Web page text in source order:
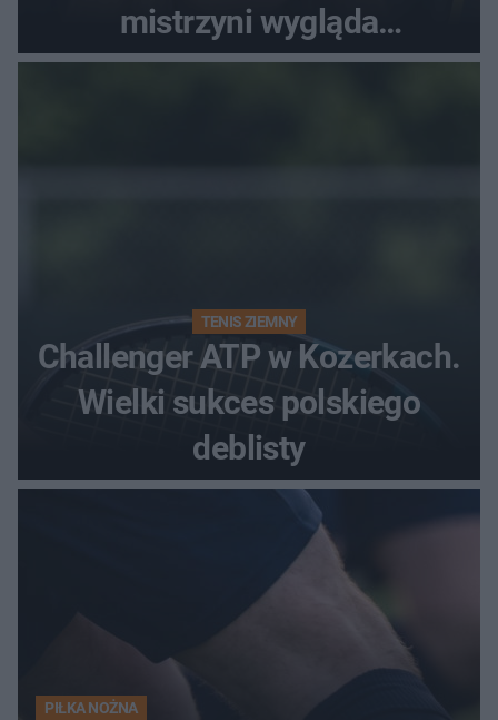
mistrzyni wygląda
zjawiskowo
TENIS ZIEMNY
Challenger ATP w Kozerkach.
Wielki sukces polskiego
deblisty
PIŁKA NOŻNA